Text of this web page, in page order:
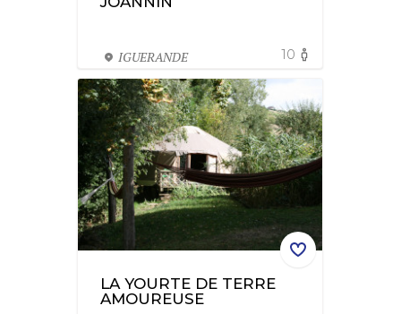
IGUERANDE 10
LA YOURTE DE TERRE
AMOUREUSE